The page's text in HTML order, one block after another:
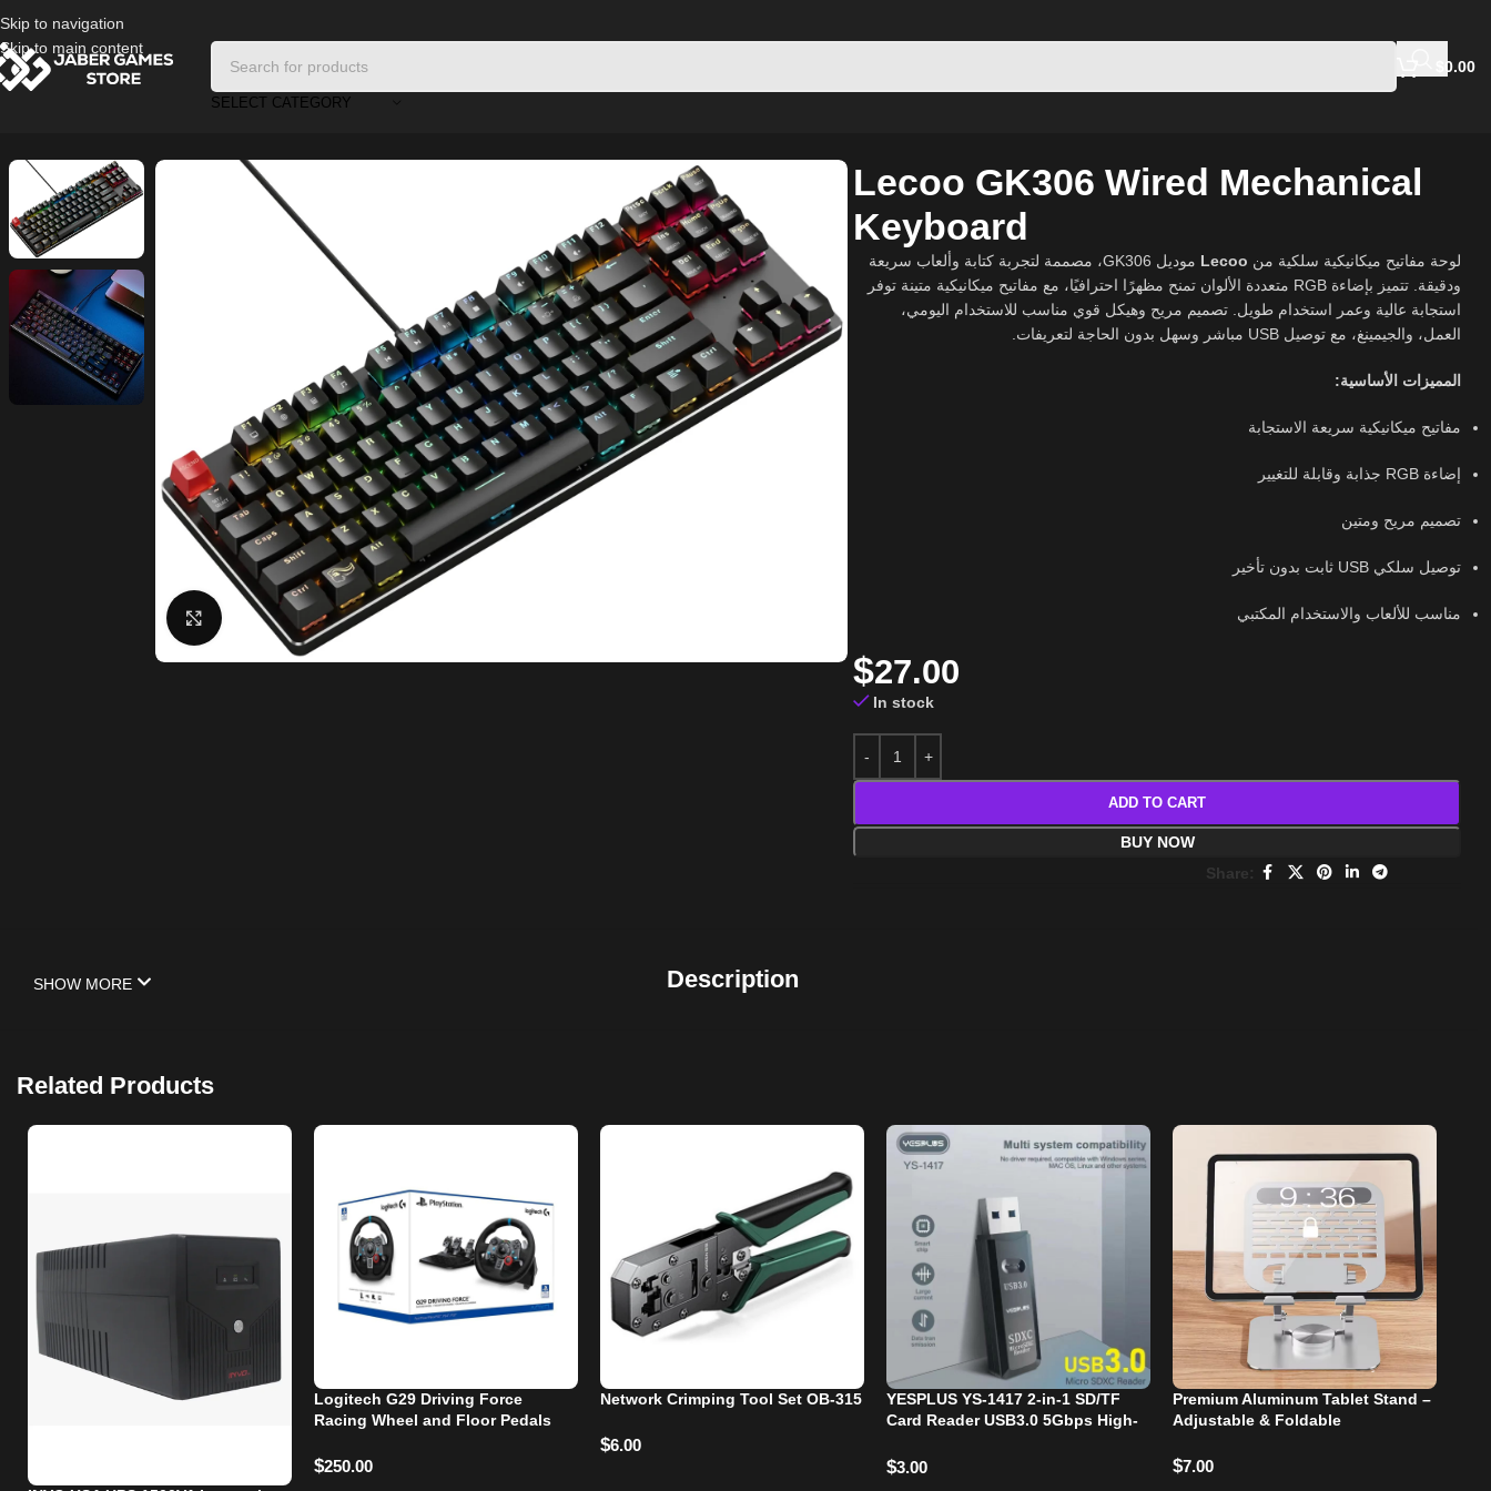
Skip to navigation
Skip to main content
SELECT CATEGORY
0.00
Lecoo GK306 Wired Mechanical Keyboard
Click to enlarge
Lecoo GK306 Wired Mechanical
Keyboard
لوحة مفاتيح ميكانيكية سلكية من Lecoo
موديل GK306، مصممة لتجربة كتابة وألعاب سريعة
ودقيقة. تتميز بإضاءة RGB متعددة الألوان تمنح مظهرًا احترافيًا، مع مفاتيح ميكانيكية متينة توفر
استجابة عالية وعمر استخدام طويل. تصميم مريح وهيكل قوي مناسب للاستخدام اليومي،
العمل، والجيمينغ، مع توصيل USB مباشر وسهل بدون الحاجة لتعريفات.
المميزات الأساسية:
مفاتيح ميكانيكية سريعة الاستجابة
إضاءة RGB جذابة وقابلة للتغيير
تصميم مريح ومتين
توصيل سلكي USB ثابت بدون تأخير
مناسب للألعاب والاستخدام المكتبي
$27.00
In stock
ADD TO CART
BUY NOW
Share:
Description
SHOW MORE
Related Products
Logitech G29 Driving Force
Racing Wheel and Floor Pedals
$250.00
Network Crimping Tool Set OB‑315
$6.00
YESPLUS YS-1417 2-in-1 SD/TF
Card Reader USB3.0 5Gbps High-
$3.00
Premium Aluminum Tablet Stand –
Adjustable & Foldable
$7.00